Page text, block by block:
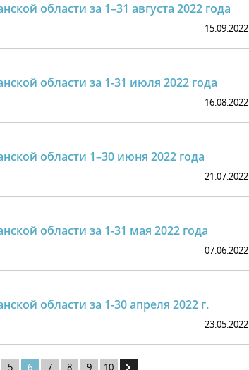
области за 1–31 августа 2022 года
15.09.2022
области за 1-31 июля 2022 года
16.08.2022
области 1–30 июня 2022 года
21.07.2022
области за 1-31 мая 2022 года
07.06.2022
области за 1-30 апреля 2022 г.
23.05.2022
5 6 7 8 9 10